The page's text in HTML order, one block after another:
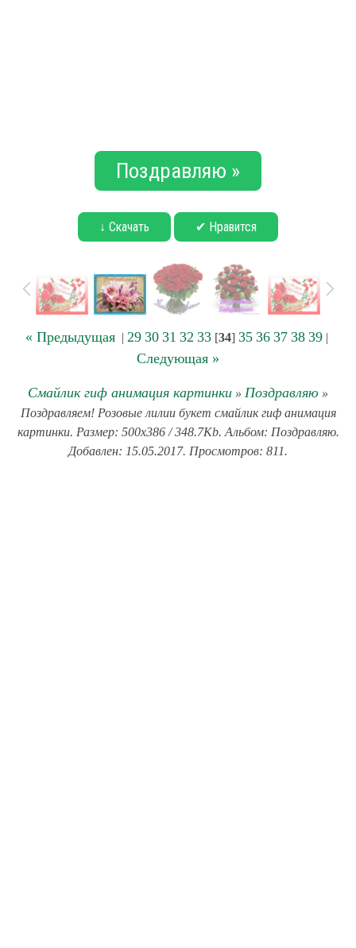
Поздравляю »
↓ Скачать ✔ Нравится
« Предыдущая| 29 30 31 32 33[34] 35 36 37 38 39|
Следующая »
Смайлик гиф анимация картинки » Поздравляю »
Поздравляем! Розовые лилии букет смайлик гиф анимация
картинки. Размер: 500x386 / 348.7Kb. Альбом: Поздравляю.
Добавлен: 15.05.2017. Просмотров: 811.